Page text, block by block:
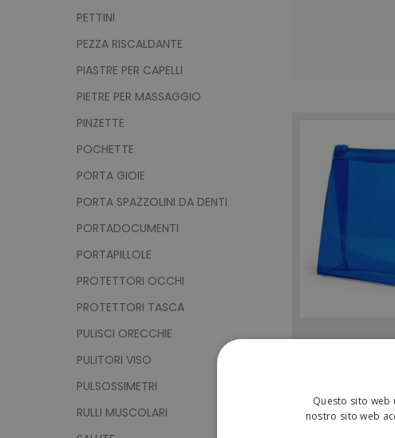
PETTINI
PEZZA RISCALDANTE
PIASTRE PER CAPELLI
PIETRE PER MASSAGGIO
PINZETTE
POCHETTE
PORTA GIOIE
PORTA SPAZZOLINI DA DENTI
PORTADOCUMENTI
PORTAPILLOLE
PROTETTORI OCCHI
PROTETTORI TASCA
PULISCI ORECCHIE
PULITORI VISO
PULSOSSIMETRI
RULLI MUSCOLARI
Questo sito web
nostro sito web